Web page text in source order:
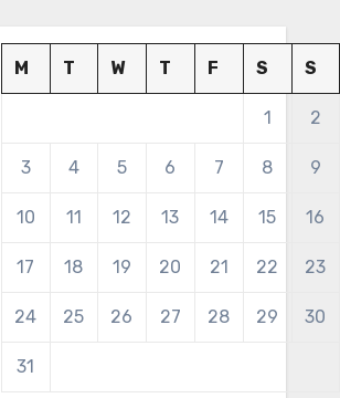
M T W T F S S
1 2
3 4 5 6 7 8 9
10 11 12 13 14 15 16
17 18 19 20 21 22 23
24 25 26 27 28 29 30
31